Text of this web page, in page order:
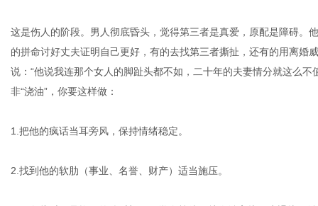
这是伤人的阶段。男人彻底昏头，觉得第三者是真爱，原配是障碍。
的拼命讨好丈夫证明自己更好，有的去找第三者撕扯，还有的用离婚
说：“他说我连那个女人的脚趾头都不如，二十年的夫妻情分就这么不
非“浇油”，你要这样做：
1.把他的疯话当耳旁风，保持情绪稳定。
2.找到他的软肋（事业、名誉、财产）适当施压。